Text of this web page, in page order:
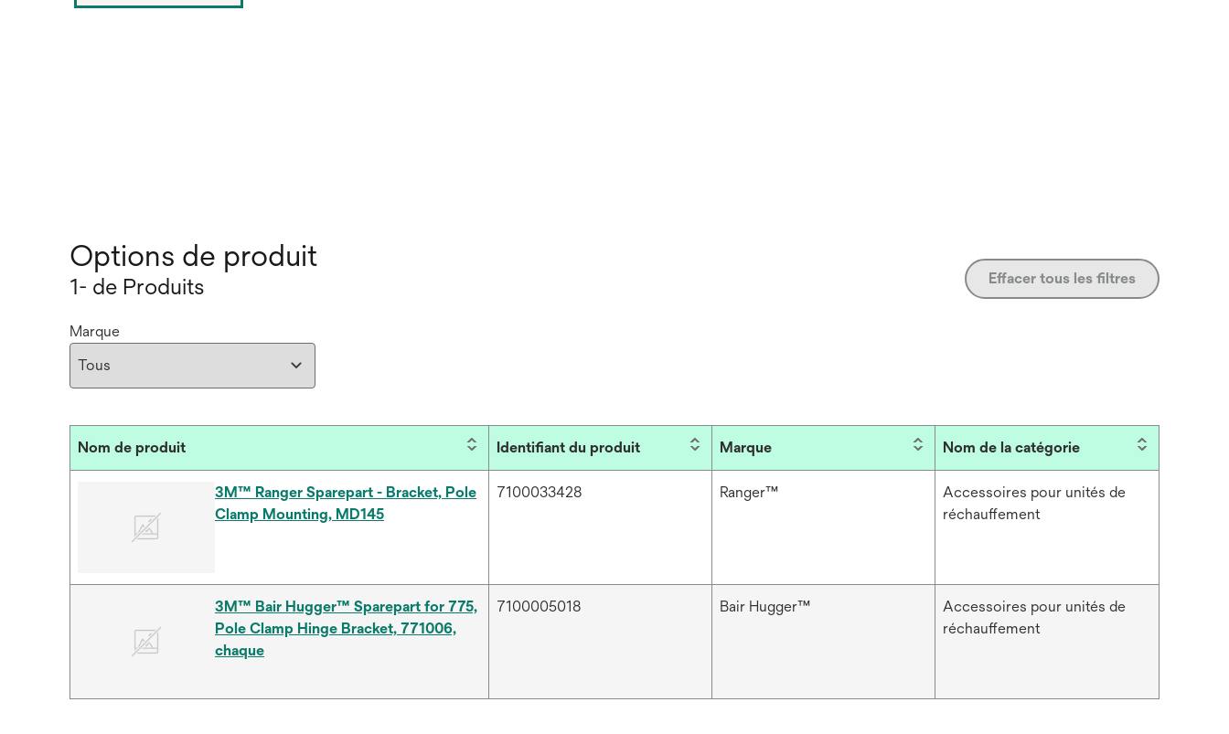
Options de produit
1- de Produits Effacer tous les filtres
Marque
Nom de produit Identifiant du produit Marque Nom de la catégorie
3M™ Ranger Sparepart - Bracket, Pole
Clamp Mounting, MD145
7100033428 Ranger™
Accessoires pour unités de
réchauffement
3M™ Bair Hugger™ Sparepart for 775,
Pole Clamp Hinge Bracket, 771006,
chaque
7100005018 Bair Hugger™
Accessoires pour unités de
réchauffement